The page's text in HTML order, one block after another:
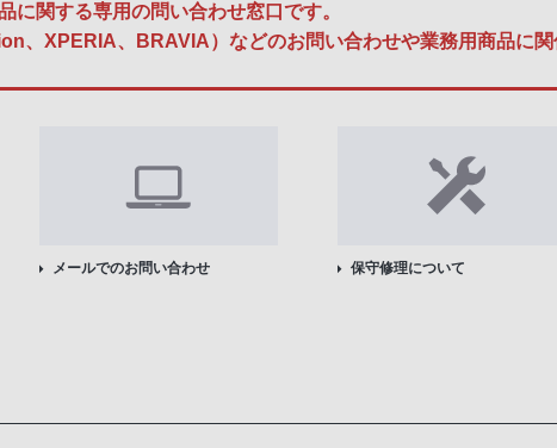
に関する専用の問い合わせ窓口です。
、XPERIA、BRAVIA）などのお問い合わせや業務用商品に関
メールでのお問い合わせ 保守修理について